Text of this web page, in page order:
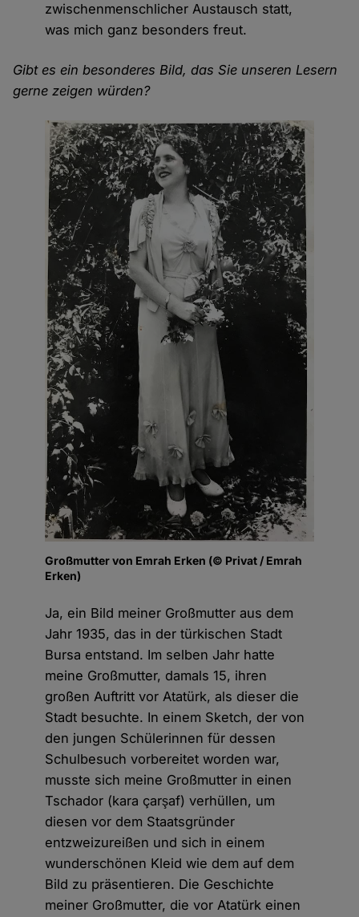
zwischenmenschlicher Austausch statt,
was mich ganz besonders freut.
Gibt es ein besonderes Bild, das Sie unseren Lesern
gerne zeigen würden?
Großmutter von Emrah Erken (© Privat / Emrah
Erken)
Ja, ein Bild meiner Großmutter aus dem
Jahr 1935, das in der türkischen Stadt
Bursa entstand. Im selben Jahr hatte
meine Großmutter, damals 15, ihren
großen Auftritt vor Atatürk, als dieser die
Stadt besuchte. In einem Sketch, der von
den jungen Schülerinnen für dessen
Schulbesuch vorbereitet worden war,
musste sich meine Großmutter in einen
Tschador (kara çarşaf) verhüllen, um
diesen vor dem Staatsgründer
entzweizureißen und sich in einem
wunderschönen Kleid wie dem auf dem
Bild zu präsentieren. Die Geschichte
meiner Großmutter, die vor Atatürk einen